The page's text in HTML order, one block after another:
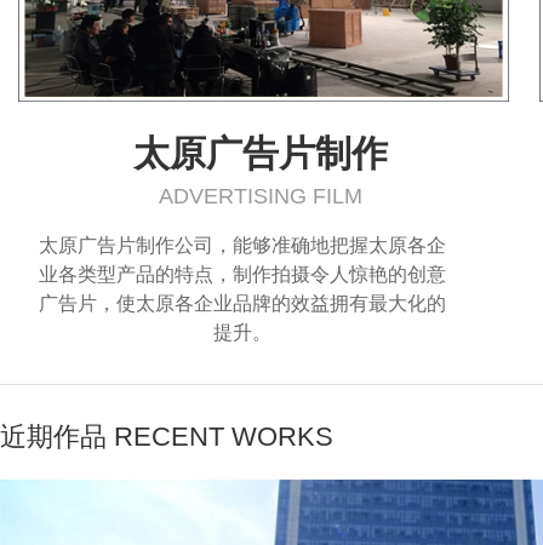
太原广告片制作
ADVERTISING FILM
太原广告片制作公司，能够准确地把握太原各企
业各类型产品的特点，制作拍摄令人惊艳的创意
广告片，使太原各企业品牌的效益拥有最大化的
提升。
近期作品 RECENT WORKS